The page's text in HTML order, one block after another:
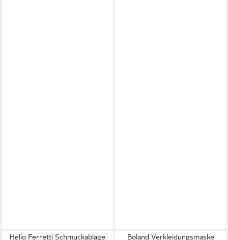
Helio Ferretti Schmuckablage
Boland Verkleidungsmaske